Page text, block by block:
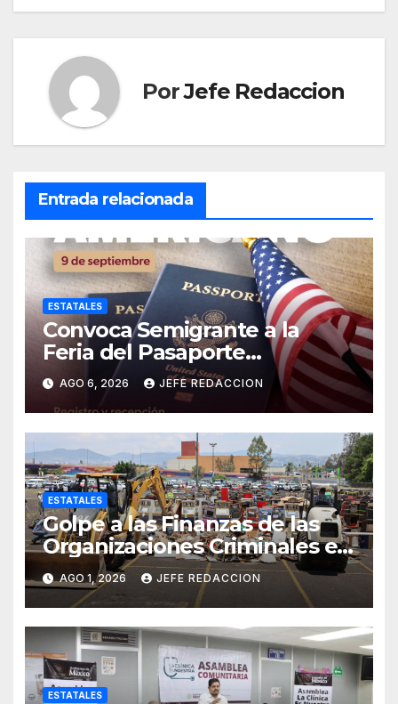
PorJefe Redaccion
Entrada relacionada
ESTATALES
Convoca Semigrante a la
Feria del Pasaporte
Estadounidense 2026
AGO 6, 2026 JEFE REDACCION
ESTATALES
Golpe a las Finanzas de las
Organizaciones Criminales en
Operativos
Interinstitucionales
AGO 1, 2026 JEFE REDACCION
ESTATALES